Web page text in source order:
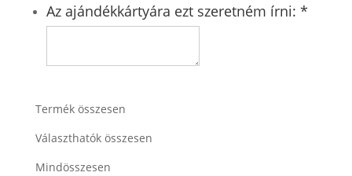
Az ajándékkártyára ezt szeretném írni: *
Termék összesen
Választhatók összesen
Mindösszesen